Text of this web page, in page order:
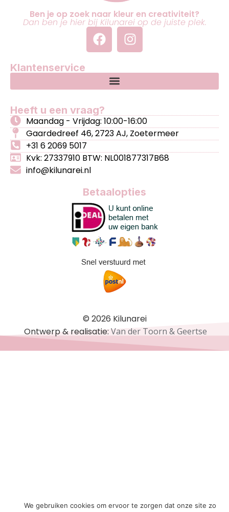
Ben je op zoek naar kleur en creativiteit?
Dan ben je hier bij Kilunarei op de juiste plek.
Klantenservice
Heeft u een vraag?
Maandag - Vrijdag: 10:00-16:00
Gaardedreef 46, 2723 AJ, Zoetermeer
+31 6 2069 5017
Kvk: 27337910 BTW: NL001877317B68
info@kilunarei.nl
Betaalopties
© 2026 Kilunarei
Ontwerp & realisatie:Van der Toorn & Geertse
We gebruiken cookies om ervoor te zorgen dat onze site zo